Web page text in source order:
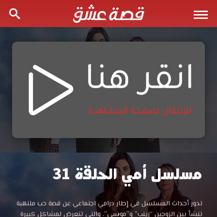
مسلسل
امي
مسلسل أمي الحلقة 31
مشاهدة
مسلسل
تدور أحداث المسلسل في إطار درامي اجتماعي عن قصة حب ملتهبة
تنشأ بين الزوجين “زينب” و”موسى”، والتي تتعرض لمشاكل كبيرة